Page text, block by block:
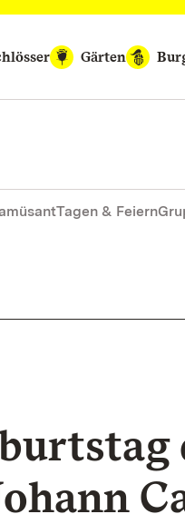
Gärten
Tagen & Feiern